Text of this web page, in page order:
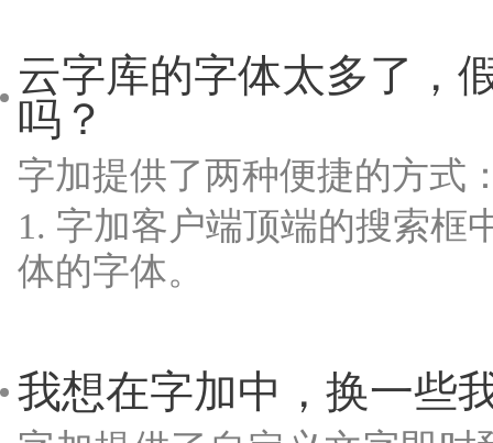
云字库的字体太多了，
吗？
字加提供了两种便捷的方式
1. 字加客户端顶端的搜索框
体的字体。
我想在字加中，换一些